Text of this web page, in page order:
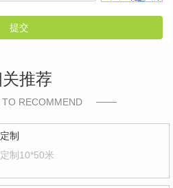
提交
推荐
TO RECOMMEND
制
制10*50米